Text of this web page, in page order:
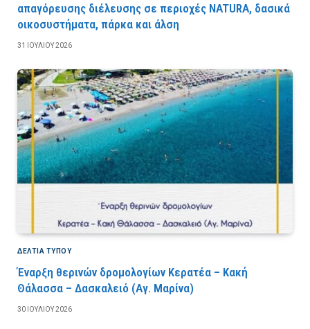
απαγόρευσης διέλευσης σε περιοχές NATURA, δασικά
οικοσυστήματα, πάρκα και άλση
31 ΙΟΥΛΊΟΥ 2026
ΔΕΛΤΙΑ ΤΥΠΟΥ
Έναρξη θερινών δρομολογίων Κερατέα – Κακή
Θάλασσα – Δασκαλειό (Αγ. Μαρίνα)
30 ΙΟΥΛΊΟΥ 2026